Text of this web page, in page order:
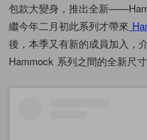
包款大變身，推出全新
繼今年二月初此系列才帶來
後，本季又有新的成員加入，
Hammock 系列之間的全新尺寸